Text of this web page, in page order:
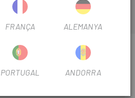
QUADRE SPECIALIZED S-
FRANÇA ALEMANYA
PORTUGAL ANDORRA